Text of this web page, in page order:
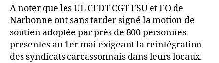
A noter que les UL CFDT CGT FSU et FO de
Narbonne ont sans tarder signé la motion de
soutien adoptée par près de 800 personnes
présentes au 1er mai exigeant la réintégration
des syndicats carcassonnais dans leurs locaux.